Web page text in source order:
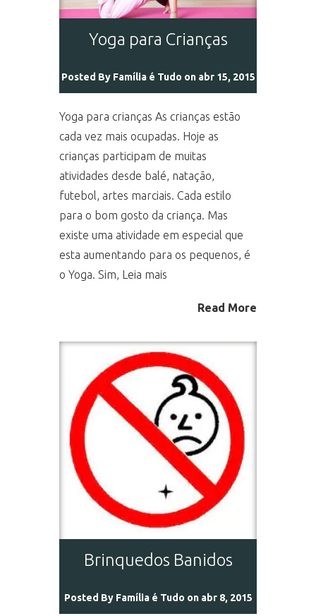
Yoga para Crianças
Posted By Família é Tudo on abr 15, 2015
Yoga para crianças As crianças estão
cada vez mais ocupadas. Hoje as
crianças participam de muitas
atividades desde balé, natação,
futebol, artes marciais. Cada estilo
para o bom gosto da criança. Mas
existe uma atividade em especial que
esta aumentando para os pequenos, é
o Yoga. Sim, Leia mais
Read More
Brinquedos Banidos
Posted By Família é Tudo on abr 8, 2015